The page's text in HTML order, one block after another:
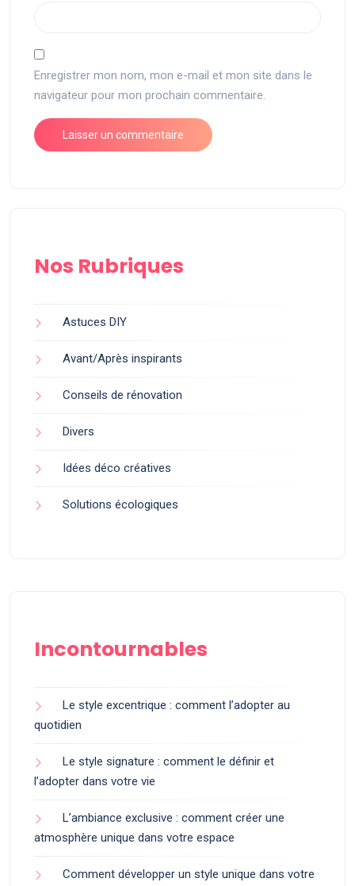
Enregistrer mon nom, mon e-mail et mon site dans le
navigateur pour mon prochain commentaire.
Nos Rubriques
Astuces DIY
Avant/Après inspirants
Conseils de rénovation
Divers
Idées déco créatives
Solutions écologiques
Incontournables
Le style excentrique : comment l’adopter au
quotidien
Le style signature : comment le définir et
l’adopter dans votre vie
L’ambiance exclusive : comment créer une
atmosphère unique dans votre espace
Comment développer un style unique dans votre